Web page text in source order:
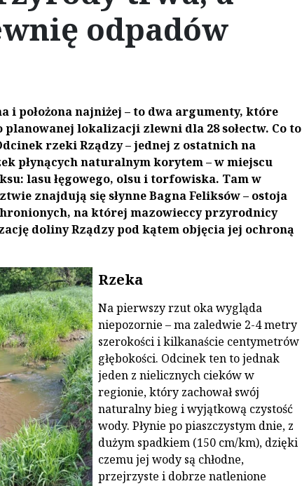
odpadów
i położona najniżej – to dwa argumenty, które
planowanej lokalizacji zlewni dla 28 sołectw. Co to
rzeki Rządzy – jednej z ostatnich na
płynących naturalnym korytem – w miejscu
lasu łęgowego, olsu i torfowiska. Tam w
znajdują się słynne Bagna Feliksów – ostoja
na której mazowieccy przyrodnicy
doliny Rządzy pod kątem objęcia jej ochroną
Rzeka
Na pierwszy rzut oka wygląda
niepozornie – ma zaledwie 2-4 metry
szerokości i kilkanaście centymetrów
głębokości. Odcinek ten to jednak
jeden z nielicznych cieków w
regionie, który zachował swój
naturalny bieg i wyjątkową czystość
wody. Płynie po piaszczystym dnie, z
dużym spadkiem (150 cm/km), dzięki
czemu jej wody są chłodne,
przejrzyste i dobrze natlenione